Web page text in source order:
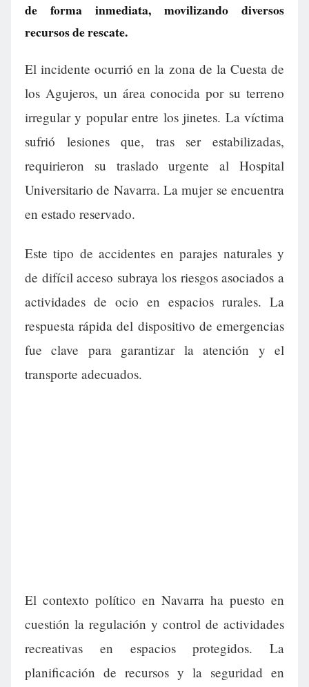
de forma inmediata, movilizando diversos
recursos de rescate.
El incidente ocurrió en la zona de la Cuesta de
los Agujeros, un área conocida por su terreno
irregular y popular entre los jinetes. La víctima
sufrió lesiones que, tras ser estabilizadas,
requirieron su traslado urgente al Hospital
Universitario de Navarra. La mujer se encuentra
en estado reservado.
Este tipo de accidentes en parajes naturales y
de difícil acceso subraya los riesgos asociados a
actividades de ocio en espacios rurales. La
respuesta rápida del dispositivo de emergencias
fue clave para garantizar la atención y el
transporte adecuados.
El contexto político en Navarra ha puesto en
cuestión la regulación y control de actividades
recreativas en espacios protegidos. La
planificación de recursos y la seguridad en